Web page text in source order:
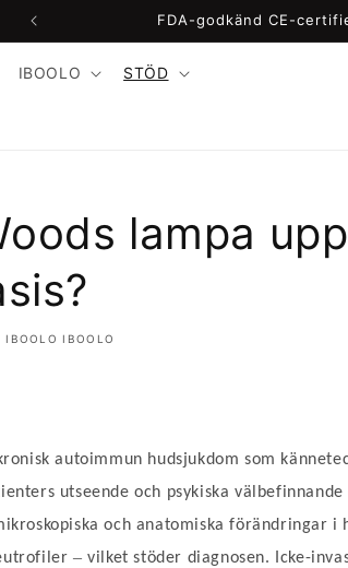
FDA-godkänd CE-
IBOOLO STÖD
lampa
IBOOLO IBOOLO
autoimmun hudsjukdom som
utseende och psykiska
och anatomiska förändringar i
–vilket stöder diagnosen. Icke-